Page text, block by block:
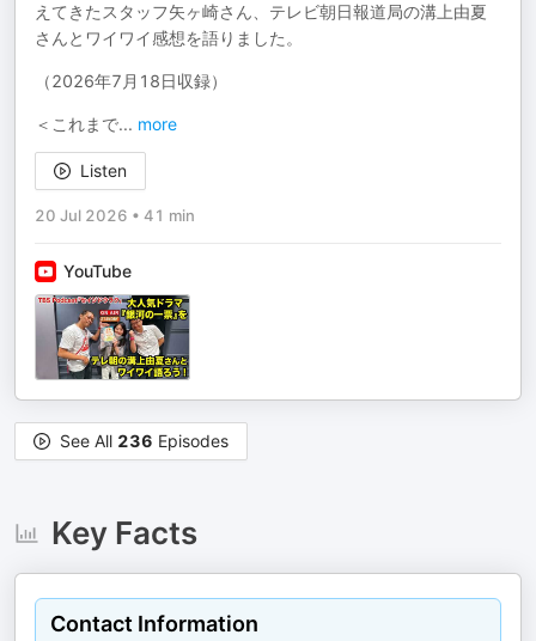
えてきたスタッフ矢ヶ崎さん、テレビ朝日報道局の溝上由夏
さんとワイワイ感想を語りました。
（2026年7月18日収録）
＜これまで... more
Listen
20 Jul 2026 • 41 min
YouTube
See All 236 Episodes
Key Facts
Contact Information